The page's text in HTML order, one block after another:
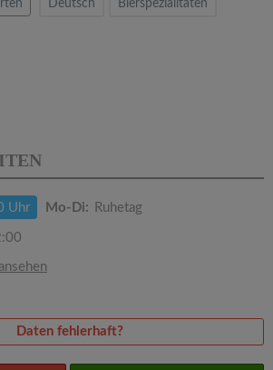
Deutsch Bierspezialitäten
Uhr Mo-Di: Ruhetag
Daten fehlerhaft?